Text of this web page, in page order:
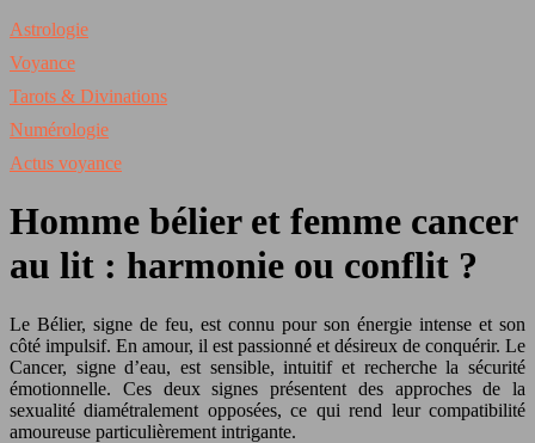
Astrologie
Voyance
Tarots & Divinations
Numérologie
Actus voyance
Homme bélier et femme cancer
au lit : harmonie ou conflit ?
Le Bélier, signe de feu, est connu pour son énergie intense et son
côté impulsif. En amour, il est passionné et désireux de conquérir. Le
Cancer, signe d’eau, est sensible, intuitif et recherche la sécurité
émotionnelle. Ces deux signes présentent des approches de la
sexualité diamétralement opposées, ce qui rend leur compatibilité
amoureuse particulièrement intrigante.